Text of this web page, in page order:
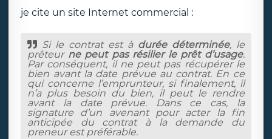
je cite un site Internet commercial :
Si le contrat est à durée déterminée, le
prêteurne peut pas résilier le prêt d’usage.
Par conséquent, il ne peut pas récupérer le
bien avant la date prévue au contrat. En ce
qui concerne l’emprunteur, si finalement, il
n’a plus besoin du bien, il peut le rendre
avant la date prévue. Dans ce cas, la
signature d’un avenant pour acter la fin
anticipée du contrat à la demande du
preneur est préférable.